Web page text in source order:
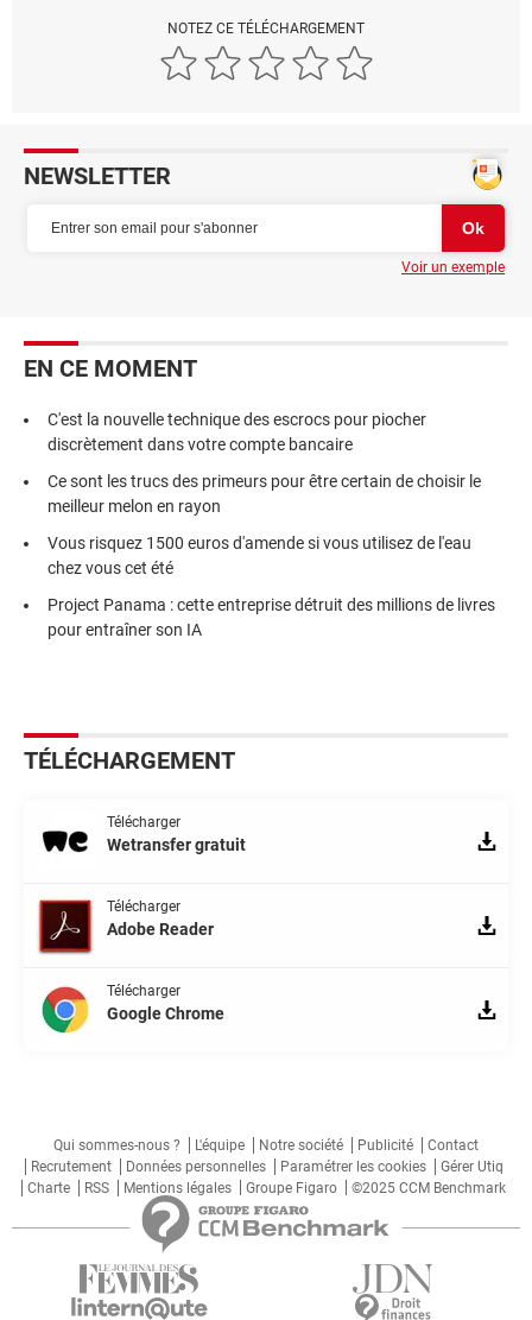
NOTEZ CE TÉLÉCHARGEMENT
NEWSLETTER
Voir un exemple
EN CE MOMENT
C'est la nouvelle technique des escrocs pour piocher
discrètement dans votre compte bancaire
Ce sont les trucs des primeurs pour être certain de choisir le
meilleur melon en rayon
Vous risquez 1500 euros d'amende si vous utilisez de l'eau
chez vous cet été
Project Panama : cette entreprise détruit des millions de livres
pour entraîner son IA
TÉLÉCHARGEMENT
Télécharger
Wetransfer gratuit
Télécharger
Adobe Reader
Télécharger
Google Chrome
Qui sommes-nous ? L'équipe Notre société Publicité
Contact
Recrutement
Données personnelles Paramétrer les cookies
Gérer Utiq
Charte
RSS Mentions légales Groupe Figaro ©2025 CCM Benchmark